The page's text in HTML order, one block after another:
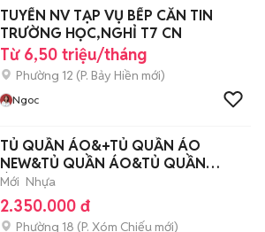
TUYỂN NV TẠP VỤ BẾP CĂN TIN
TRƯỜNG HỌC,NGHỈ T7 CN
Từ 6,50 triệu/tháng
Phường 12 (P. Bảy Hiền mới)
Ngoc
TỦ QUẦN ÁO&+TỦ QUẦN ÁO
NEW&TỦ QUẦN ÁO&TỦ QUẦN
ÁO&&
Mới Nhựa
2.350.000 đ
Phường 18 (P. Xóm Chiếu mới)